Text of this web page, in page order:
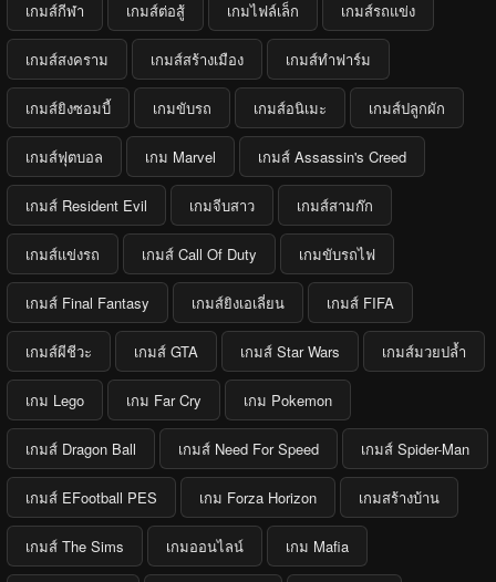
เกมส์กีฬา เกมส์ต่อสู้ เกมไฟล์เล็ก เกมส์รถแข่ง
เกมส์สงคราม เกมส์สร้างเมือง เกมส์ทำฟาร์ม
เกมส์ยิงซอมบี้ เกมขับรถ เกมส์อนิเมะ เกมส์ปลูกผัก
เกมส์ฟุตบอล เกม Marvel เกมส์ Assassin's Creed
เกมส์ Resident Evil เกมจีบสาว เกมส์สามก๊ก
เกมส์แข่งรถ เกมส์ Call Of Duty เกมขับรถไฟ
เกมส์ Final Fantasy เกมส์ยิงเอเลี่ยน เกมส์ FIFA
เกมส์ผีชีวะ เกมส์ GTA เกมส์ Star Wars เกมส์มวยปล้ำ
เกม Lego เกม Far Cry เกม Pokemon
เกมส์ Dragon Ball เกมส์ Need For Speed เกมส์ Spider-Man
เกมส์ EFootball PES เกม Forza Horizon เกมสร้างบ้าน
เกมส์ The Sims เกมออนไลน์ เกม Mafia